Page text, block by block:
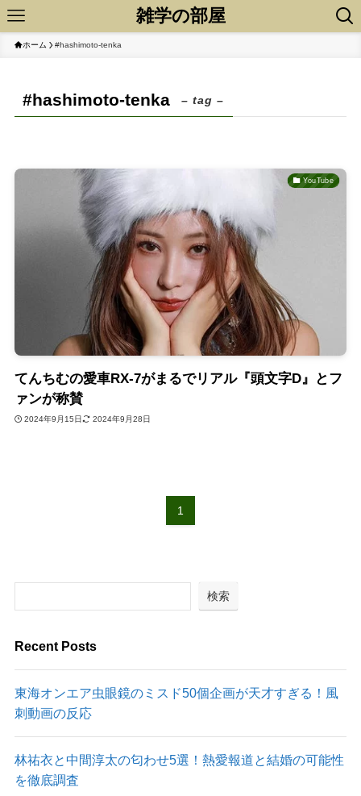
雑学の部屋
ホーム #hashimoto-tenka
#hashimoto-tenka – tag –
YouTube
てんちむの愛車RX-7がまるでリアル『頭文字D』とフ
ァンが称賛
2024年9月15日 2024年9月28日
1
検索
Recent Posts
東海オンエア虫眼鏡のミスド50個企画が天才すぎる！風
刺動画の反応
林祐衣と中間淳太の匂わせ5選！熱愛報道と結婚の可能性
を徹底調査